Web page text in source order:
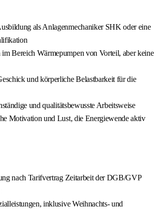
als Anlagenmechaniker SHK oder eine
im Bereich Wärmepumpen von Vorteil, aber keine
und körperliche Belastbarkeit für die
und qualitätsbewusste Arbeitsweise
Motivation und Lust, die Energiewende aktiv
nach Tarifvertrag Zeitarbeit der DGB/GVP
inklusive Weihnachts- und